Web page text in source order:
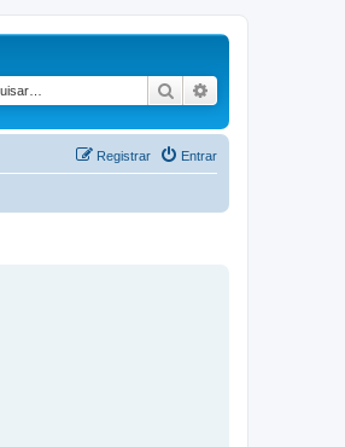
Pesquisar
Entrar
Registrar